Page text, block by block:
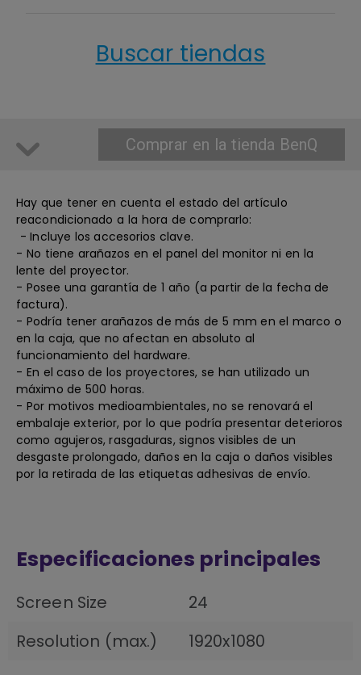
Buscar tiendas
Comprar en la tienda BenQ
Hay que tener en cuenta el estado del artículo
reacondicionado a la hora de comprarlo:
- Incluye los accesorios clave.
- No tiene arañazos en el panel del monitor ni en la
lente del proyector.
- Posee una garantía de 1 año (a partir de la fecha de
factura).
- Podría tener arañazos de más de 5 mm en el marco o
en la caja, que no afectan en absoluto al
funcionamiento del hardware.
- En el caso de los proyectores, se han utilizado un
máximo de 500 horas.
- Por motivos medioambientales, no se renovará el
embalaje exterior, por lo que podría presentar deterioros
como agujeros, rasgaduras, signos visibles de un
desgaste prolongado, daños en la caja o daños visibles
por la retirada de las etiquetas adhesivas de envío.
Especificaciones principales
Screen Size
24
Resolution (max.)
1920x1080